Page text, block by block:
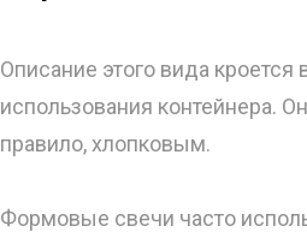
Описание этого вида
использования контейнера.
правило, хлопковым.
Формовые свечи часто